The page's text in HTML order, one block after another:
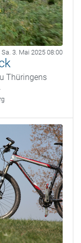
Sa. 3. Mai 2025 08:00
Thüringens